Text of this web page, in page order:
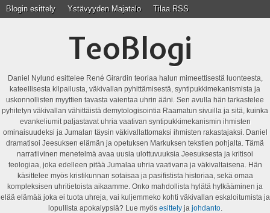
Blogin esittely Ystävyyden Majatalo Tilaa RSS
TeoBlogi
Daniel Nylund esittelee René Girardin teoriaa halun mimeettisestä luonteesta,
kateellisesta kilpailusta, väkivallan pyhittämisestä, syntipukkimekanismista ja
uskonnollisten myyttien tavasta vaientaa uhrin ääni. Sen avulla hän tarkastelee
pyhitetyn väkivallan vähittäistä demytologisointia Raamatun sivuilla ja sitä, kuinka
evankeliumit paljastavat uhria vaativan syntipukkimekanismin ihmisten
ominaisuudeksi ja Jumalan täysin väkivallattomaksi ihmisten rakastajaksi. Daniel
dramatisoi Jeesuksen elämän ja opetuksen Markuksen tekstien pohjalta. Tämä
narratiivinen menetelmä avaa uusia ulottuvuuksia Jeesuksesta ja kritisoi
teologiaa, joka edelleen pitää Jumalaa uhria vaativana ja väkivaltaisena. Hän
käsittelee myös kristikunnan sotaisaa ja pasifistista historiaa, sekä omaa
kompleksisen uhritietoista aikaamme. Onko mahdollista hylätä hylkääminen ja
elää elämää joka ei tuota uhreja, vai kuljemmeko kohti väkivallan eskaloitumista ja
lopullista apokalypsiä? Lue myös esittelyja johdanto.